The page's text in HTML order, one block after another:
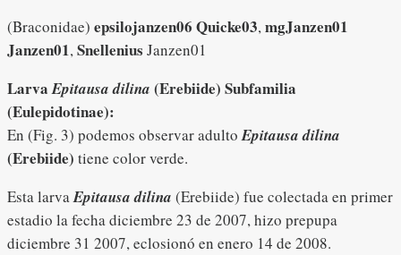
(Braconidae) epsilojanzen06 Quicke03,mgJanzen01
Janzen01,Snellenius Janzen01
LarvaEpitausa dilina (Erebiide) Subfamilia
(Eulepidotinae):
En (Fig. 3) podemos observar adultoEpitausa dilina
(Erebiide) tiene color verde.
Esta larvaEpitausa dilina (Erebiide) fue colectada en primer
estadio la fecha diciembre 23 de 2007, hizo prepupa
diciembre 31 2007, eclosionó en enero 14 de 2008.